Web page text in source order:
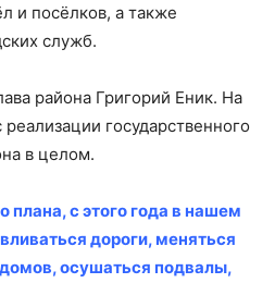
и посёлков, а также
служб.
района Григорий Еник. На
государственного
в целом.
плана, с этого года в нашем
дороги, меняться
осушаться подвалы,